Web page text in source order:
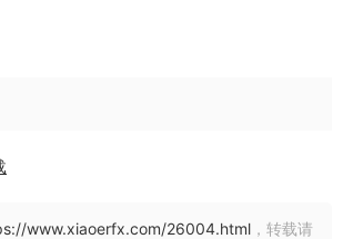
www.xiaoerfx.com/26004.html ，转载请